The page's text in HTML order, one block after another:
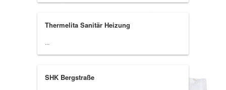
Thermelita Sanitär Heizung
...
SHK Bergstraße